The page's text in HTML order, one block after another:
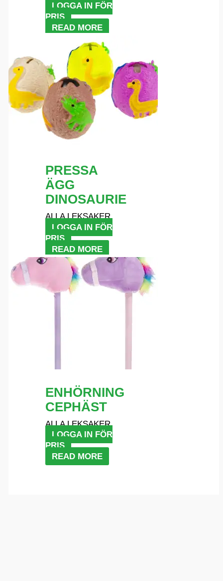
LOGGA IN FÖR
PRIS
READ MORE
PRESSA
ÄGG
DINOSAURIE
ALLA LEKSAKER
LOGGA IN FÖR
PRIS
READ MORE
ENHÖRNING
CEPHÄST
ALLA LEKSAKER
LOGGA IN FÖR
PRIS
READ MORE